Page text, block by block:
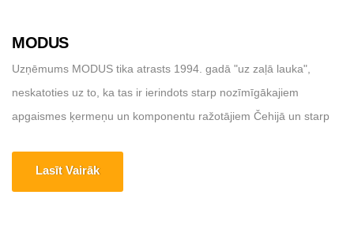
MODUS
Uzņēmums MODUS tika atrasts 1994. gadā "uz zaļā lauka",
neskatoties uz to, ka tas ir ierindots starp nozīmīgākajiem
apgaismes ķermeņu un komponentu ražotājiem Čehijā un starp
https://www.modus.cz Adrese: MODUS, spol. s r.o., Žižkova 273,
Lasīt Vairāk